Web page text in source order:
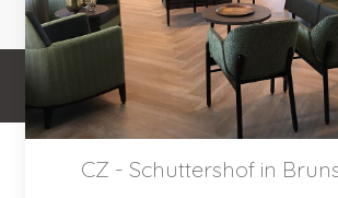
CZ - Schuttershof in
© 2026